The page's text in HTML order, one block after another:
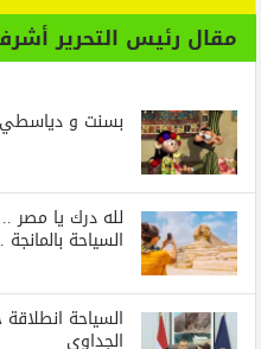
مقال رئيس التحرير
بسنت و دياسطي
لله درك يا مصر
السياحة
السياحة
الجداوي